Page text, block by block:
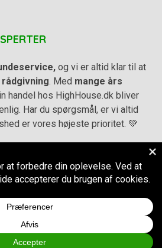
og vi er altid klar til at
. Med mange års
handel hos HighHouse.dk bliver
Har du spørgsmål, er vi altid
er vores højeste prioritet. 💚
–
Cookie- og privatlivspolitik
HighHouse.dk